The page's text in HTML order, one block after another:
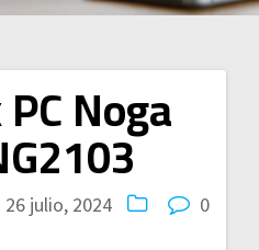
Noga
26 julio, 2024 0